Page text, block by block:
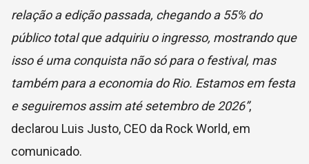
relação a edição passada, chegando a 55% do
público total que adquiriu o ingresso, mostrando que
isso é uma conquista não só para o festival, mas
também para a economia do Rio. Estamos em festa
e seguiremos assim até setembro de 2026”,
declarou Luis Justo, CEO da Rock World, em
comunicado.